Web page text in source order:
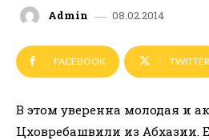
Admin 08.02.2014
FACEBOOK TWITTER
В этом уверенна молодая и
Цховребашвили из Абхазии.